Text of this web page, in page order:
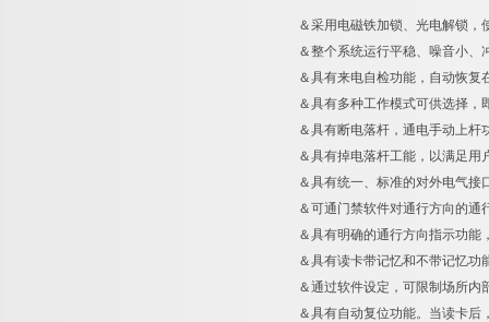
＆采用电磁铁加锁、光电解锁
＆整个系统运行平稳、噪音小、
＆具有来电自检功能，自动恢复
＆具有多种工作模式可供选择
＆具有断电落杆，通电手动上
＆具有掉电落杆工能，以满足用
＆具有统一、标准的对外电气
＆可通门禁软件对通行方向的
＆具有明确的通行方向指示功
＆具有读卡带记忆和不带记忆
＆通过软件设定，可限制场所
＆具有自动复位功能。当读卡